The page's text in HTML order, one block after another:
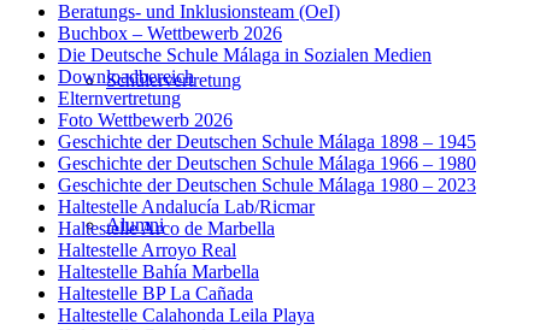
Schülervertretung
Alumni
Beratungs- und Inklusionsteam (OeI)
Buchbox – Wettbewerb 2026
Die Deutsche Schule Málaga in Sozialen Medien
Downloadbereich
Elternvertretung
Foto Wettbewerb 2026
Geschichte der Deutschen Schule Málaga 1898 – 1945
Geschichte der Deutschen Schule Málaga 1966 – 1980
Geschichte der Deutschen Schule Málaga 1980 – 2023
Haltestelle Andalucía Lab/Ricmar
Haltestelle Arco de Marbella
Haltestelle Arroyo Real
Haltestelle Bahía Marbella
Haltestelle BP La Cañada
Haltestelle Calahonda Leila Playa